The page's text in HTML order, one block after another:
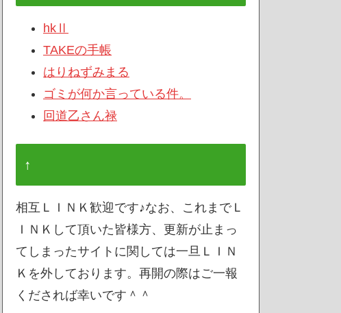
hkⅡ
TAKEの手帳
はりねずみまる
ゴミが何か言っている件。
回道乙さん禄
↑
相互ＬＩＮＫ歓迎です♪なお、これまでＬ
ＩＮＫして頂いた皆様方、更新が止まっ
てしまったサイトに関しては一旦ＬＩＮ
Ｋを外しております。再開の際はご一報
くだされば幸いです＾＾